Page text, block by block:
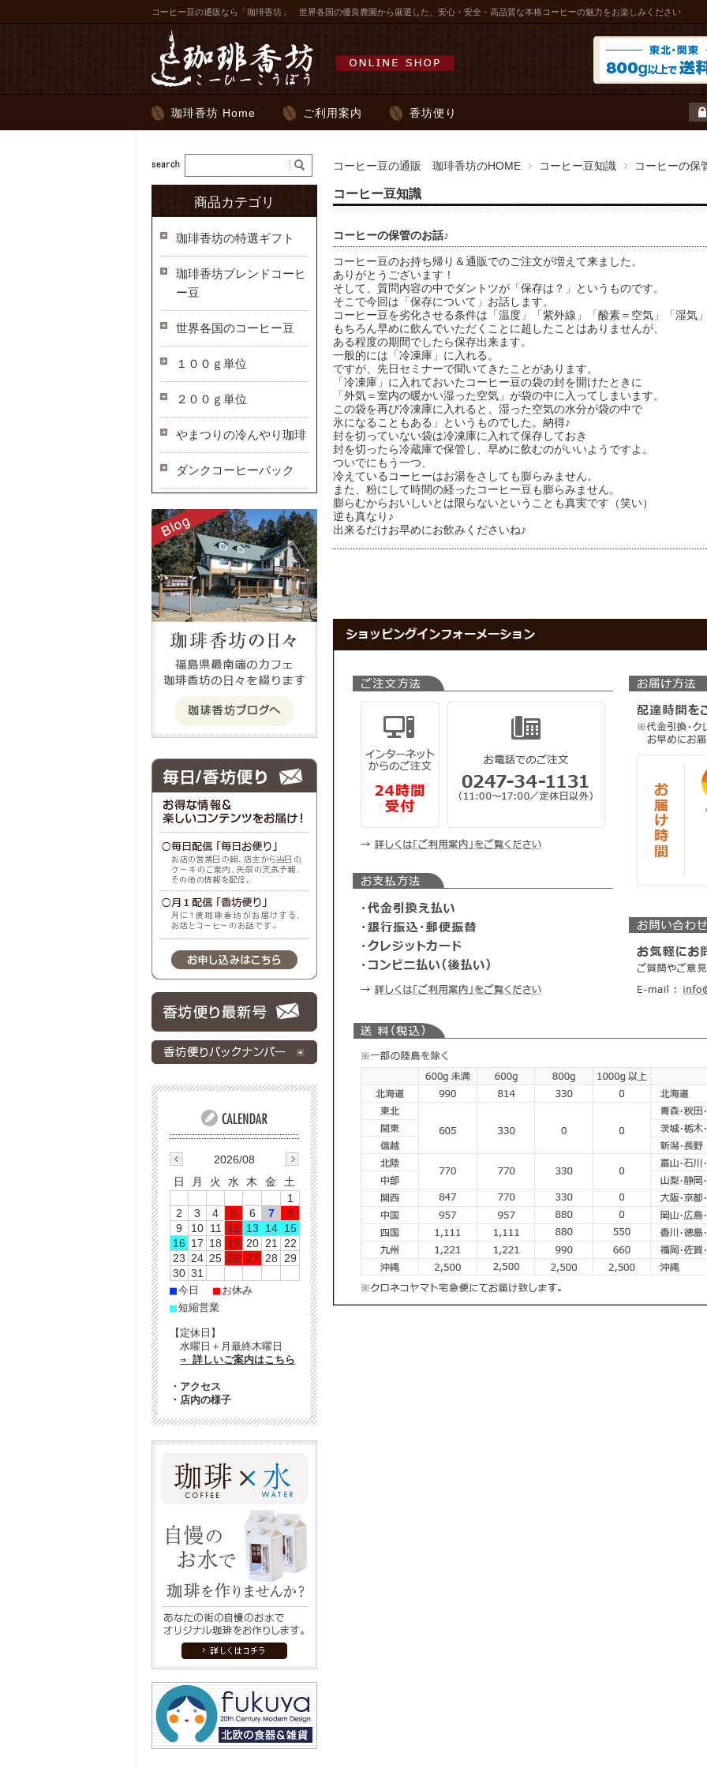
コーヒー豆の通販なら「珈琲香坊」 世界各国の優良農園から厳選した、安心・安全・高品質な本格コーヒーの魅力をお楽しみください
珈琲香坊 Home ご利用案内 香坊便り
コーヒー豆の通販 珈琲香坊のHOME コーヒー豆知識 コーヒーの保
コーヒー豆知識
コーヒーの保管のお話♪
コーヒー豆のお持ち帰り＆通販でのご注文が増えて来ました。
ありがとうございます！
そして、質問内容の中でダントツが「保存は？」というものです。
そこで今回は「保存について」お話します。
コーヒー豆を劣化させる条件は「温度」「紫外線」「酸素＝空気」「湿気」
もちろん早めに飲んでいただくことに超したことはありませんが、
ある程度の期間でしたら保存出来ます。
一般的には「冷凍庫」に入れる。
ですが、先日セミナーで聞いてきたことがあります。
「冷凍庫」に入れておいたコーヒー豆の袋の封を開けたときに
「外気＝室内の暖かい湿った空気」が袋の中に入ってしまいます。
この袋を再び冷凍庫に入れると、湿った空気の水分が袋の中で
氷になることもある」というものでした。納得♪
封を切っていない袋は冷凍庫に入れて保存しておき
封を切ったら冷蔵庫で保管し、早めに飲むのがいいようですよ。
ついでにもう一つ、
冷えているコーヒーはお湯をさしても膨らみません。
また、粉にして時間の経ったコーヒー豆も膨らみません。
膨らむからおいしいとは限らないということも真実です（笑い）
逆も真なり♪
出来るだけお早めにお飲みくださいね♪
商品カテゴリ
珈琲香坊の特選ギフト
珈琲香坊ブレンドコーヒ
ー豆
世界各国のコーヒー豆
１００ｇ単位
２００ｇ単位
やまつりの冷んやり珈琲
ダンクコーヒーバック
2026/08
日
月 火 水 木 金
土
1
2
3 4 5 6 7
8
9
10 11 12 13 14 15
16 17 18 19 20 21
22
23 24 25 26 27 28
29
30 31
■今日 ■ お休み
■短縮営業
【定休日】
水曜日＋月最終木曜日
⇒ 詳しいご案内はこちら
・ アクセス
・ 店内の様子